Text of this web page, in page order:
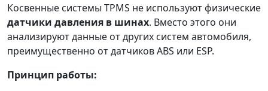
Косвенные системы TPMS не используют физические
датчики давления в шинах. Вместо этого они
анализируют данные от других систем автомобиля,
преимущественно от датчиков ABS или ESP.
Принцип работы: